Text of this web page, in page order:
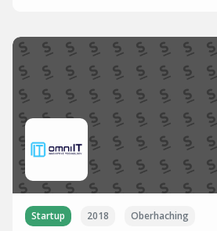
Startup 2018 Oberhaching